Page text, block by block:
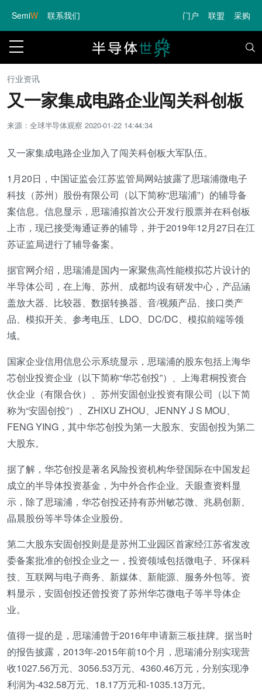
SemiW 联系我们 门户 联盟 采购
行业资讯
又一家集成电路企业闯关科创板
来源：全球半导体观察 2020-01-22 14:44:34
又一家集成电路企业加入了闯关科创板大军队伍。
1月20日，中国证监会江苏监管局网站披露了思瑞浦微电子
科技（苏州）股份有限公司（以下简称“思瑞浦”）的辅导备
案信息。信息显示，思瑞浦拟首次公开发行股票并在科创板
上市，现已接受海通证券的辅导，并于2019年12月27日在江
苏证监局进行了辅导备案。
据官网介绍，思瑞浦是国内一家聚焦高性能模拟芯片设计的
半导体公司，在上海、苏州、成都均设有研发中心，产品涵
盖放大器、比较器、数据转换器、音/视频产品、接口类产
品、模拟开关、参考电压、LDO、DC/DC、模拟前端等领
域。
国家企业信用信息公示系统显示，思瑞浦的股东包括上海华
芯创业投资企业（以下简称“华芯创投”）、上海君桐投资合
伙企业（有限合伙）、苏州安固创业投资有限公司（以下简
称为“安固创投”）、ZHIXU ZHOU、JENNY J S MOU、
FENG YING，其中华芯创投为第一大股东、安固创投为第二
大股东。
据了解，华芯创投是著名风险投资机构华登国际在中国发起
成立的半导体投资基金，为中外合作企业。天眼查资料显
示，除了思瑞浦，华芯创投还持有苏州敏芯微、兆易创新、
晶晨股份等半导体企业股份。
第二大股东安固创投则是是苏州工业园区首家经江苏省发改
委备案批准的创投企业之一，投资领域包括微电子、环保科
技、互联网与电子商务、新媒体、新能源、服务外包等。资
料显示，安固创投还曾投资了苏州华芯微电子等半导体企
业。
值得一提的是，思瑞浦曾于2016年申请新三板挂牌。据当时
的报告披露，2013年-2015年前10个月，思瑞浦分别实现营
收1027.56万元、3056.53万元、4360.46万元，分别实现净
利润为-432.58万元、18.17万元和-1035.13万元。